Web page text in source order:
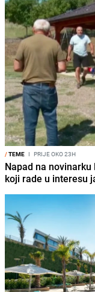
/TEME I PRIJE OKO 23H
Napad na
koji rade u interesu